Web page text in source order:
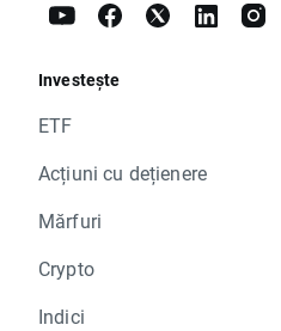
Investește
ETF
Acțiuni cu dețienere
Mărfuri
Crypto
Indici